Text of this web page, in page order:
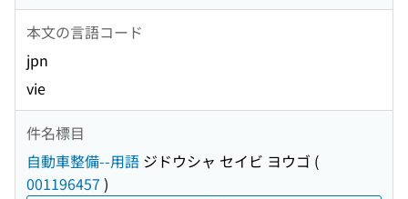
本文の言語コード
jpn
vie
件名標目
自動車整備--用語 ジドウシャ セイビ ヨウゴ (
001196457 )